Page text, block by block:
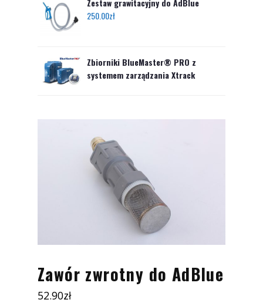
Zestaw grawitacyjny do AdBlue
250.00zł
Zbiorniki BlueMaster® PRO z
systemem zarządzania Xtrack
Zawór zwrotny do AdBlue
52.90zł